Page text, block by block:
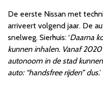
De eerste Nissan met
arriveert volgend jaar. De
snelweg. Sierhuis: ‘Daarna
kunnen inhalen. Vanaf
autonoom in de stad
auto: “handsfree rijden” dus.’